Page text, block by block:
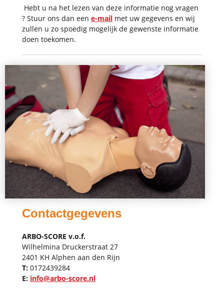
Hebt u na het lezen van deze informatie nog vragen
? Stuur ons dan een e-mail met uw gegevens en wij
zullen u zo spoedig mogelijk de gewenste informatie
doen toekomen.
Contactgegevens
ARBO-SCORE v.o.f.
Wilhelmina Druckerstraat 27
2401 KH Alphen aan den Rijn
T: 0172439284
E: info@arbo-score.nl